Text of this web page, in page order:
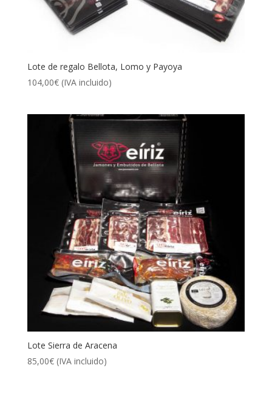
Lote de regalo Bellota, Lomo y Payoya
104,00€ (IVA incluido)
Lote Sierra de Aracena
85,00€ (IVA incluido)